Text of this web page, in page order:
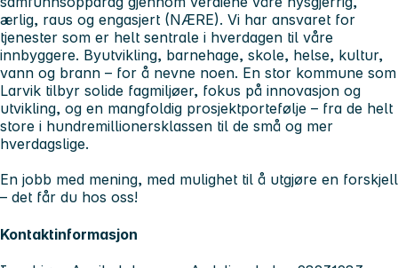
ærlig, raus og engasjert (NÆRE). Vi har ansvaret for
tjenester som er helt sentrale i hverdagen til våre
innbyggere. Byutvikling, barnehage, skole, helse, kultur,
vann og brann – for å nevne noen. En stor kommune som
Larvik tilbyr solide fagmiljøer, fokus på innovasjon og
utvikling, og en mangfoldig prosjektportefølje – fra de helt
store i hundremillionersklassen til de små og mer
hverdagslige.
En jobb med mening, med mulighet til å utgjøre en forskjell
– det får du hos oss!
Kontaktinformasjon